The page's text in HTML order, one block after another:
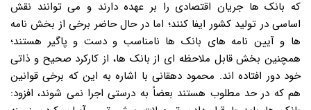
که بانک ها جریان اقتصادی را بر عهده دارند و می توانند نقش
اساسی در تولید کشور ایفا کنند؛ اما در حال حاضر برخی از بخش نامه
ها و آیین نامه های بانک ها نامناسب و دست و پاگیر هستند؛
همچنین بخش قابل ملاحظه ای از بانک ها، از کارکرد صحیح و ذاتی
خود دور افتاده اند. محمود دهقانی با اشاره به این که برخی قوانین
هم که در حد مطلوب هستند بعضاً به درستی اجرا نمی شوند، افزود: